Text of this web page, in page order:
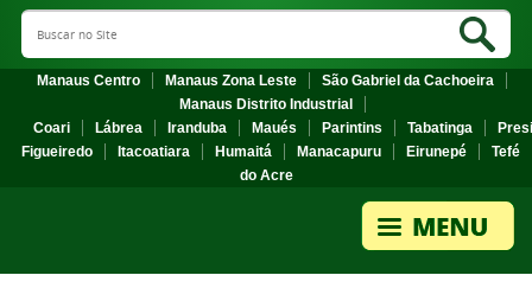
Search Site
Manaus Centro Manaus Zona Leste
São Gabriel da Cachoeira
Manaus Distrito Industrial
Coari
Lábrea Iranduba Maués Parintins Tabatinga
Figueiredo
Itacoatiara Humaitá Manacapuru Eirunepé
Tefé
do Acre